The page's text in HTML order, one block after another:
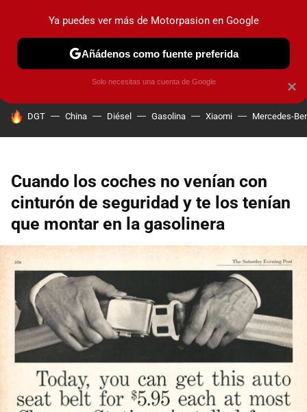
PRUEBAS COCHES ELÉCTRICOS OBSERVATORIO
HOY SE HABLA DE
DGT China Diésel Gasolina Xiaomi Mercedes-
Cuando los coches no venían con
cinturón de seguridad y te los tenían
que montar en la gasolinera
×
Ya puedes ver más de Motorpasion en Google
Añádenos como fuente preferida
Solo necesitas una cuenta de Google